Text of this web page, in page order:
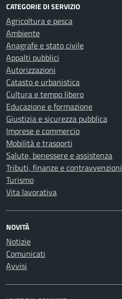
CATEGORIE DI SERVIZIO
Agricoltura e pesca
Ambiente
Anagrafe e stato civile
Appalti pubblici
Autorizzazioni
Catasto e urbanistica
Cultura e tempo libero
Educazione e formazione
Giustizia e sicurezza pubblica
Imprese e commercio
Mobilità e trasporti
Salute, benessere e assistenza
Tributi, finanze e contravvenzioni
Turismo
Vita lavorativa
NOVITÀ
Notizie
Comunicati
Avvisi